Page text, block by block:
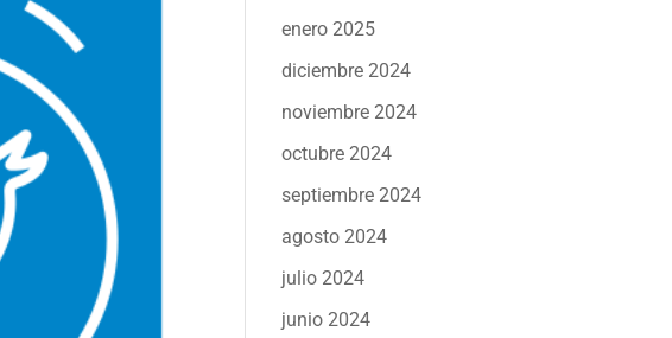
enero 2025
diciembre 2024
noviembre 2024
octubre 2024
septiembre 2024
agosto 2024
julio 2024
junio 2024